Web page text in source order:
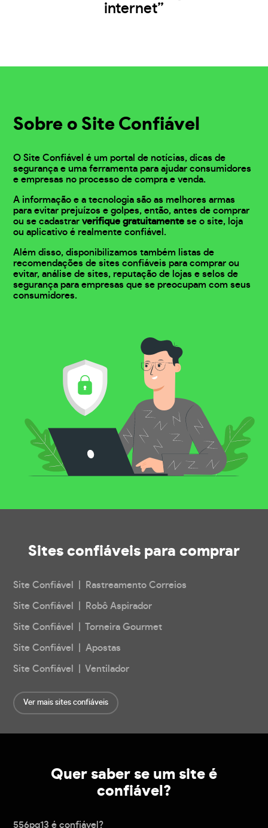
internet”
Sobre o Site Confiável
O Site Confiável é um portal de notícias, dicas de
segurança e uma ferramenta para ajudar consumidores
e empresas no processo de compra e venda.
A informação e a tecnologia são as melhores armas
para evitar prejuízos e golpes, então, antes de comprar
ou se cadastrarverifique gratuitamente se o site, loja
ou aplicativo é realmente confiável.
Além disso, disponibilizamos também listas de
recomendações de sites confiáveis para comprar ou
evitar, análise de sites, reputação de lojas e selos de
segurança para empresas que se preocupam com seus
consumidores.
Sites confiáveis para comprar
Site Confiável | Rastreamento Correios
Site Confiável | Robô Aspirador
Site Confiável | Torneira Gourmet
Site Confiável | Apostas
Site Confiável | Ventilador
Ver mais sites confiáveis
Quer saber se um site é
confiável?
556pg13 é confiável?